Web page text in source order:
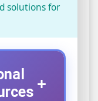
solutions for
+